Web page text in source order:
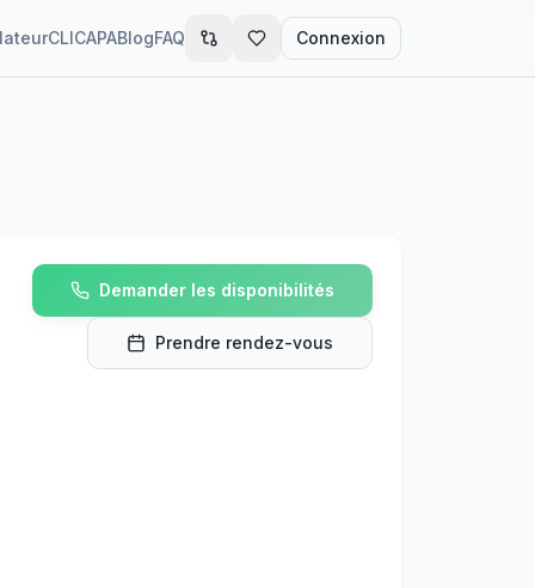
CLICAPABlogFAQ Connexion
Demander les disponibilités
Prendre rendez-vous